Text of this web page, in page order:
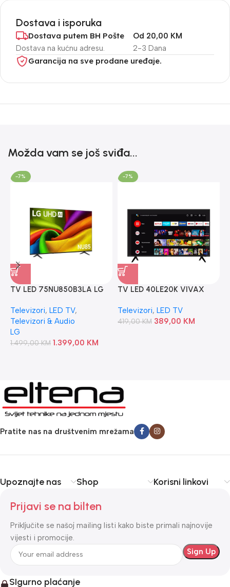
Dostava i isporuka
Dostava putem BH Pošte
Dostava na kućnu adresu. 2-3 Dana
Od 20,00 KM
Garancija na sve prodane uređaje.
Možda vam se još sviđa...
-7%
TV LED 75NU850B3LA LG
Televizori, LED TV,
Televizori & Audio
LG
1.499,00KM 1.399,00 KM
-7%
TV LED 40LE20K VIVAX
Televizori, LED TV
419,00KM 389,00 KM
Pratite nas na društvenim mrežama
Upoznajte nas Shop Korisni linkovi
Prijavi se na bilten
Priključite se našoj mailing listi kako biste primali najnovije
vijesti i promocije.
SIgurno plaćanje